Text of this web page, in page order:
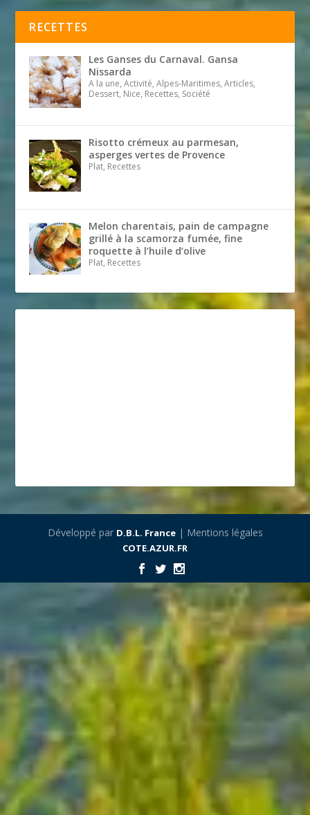
RECETTES
Les Ganses du Carnaval. Gansa
Nissarda
A la une, Activité, Alpes-Maritimes, Articles,
Dessert, Nice, Recettes, Société
Risotto crémeux au parmesan,
asperges vertes de Provence
Plat, Recettes
Melon charentais, pain de campagne
grillé à la scamorza fumée, fine
roquette à l’huile d’olive
Plat, Recettes
Développé par D.B.L. France| Mentions légales
COTE.AZUR.FR